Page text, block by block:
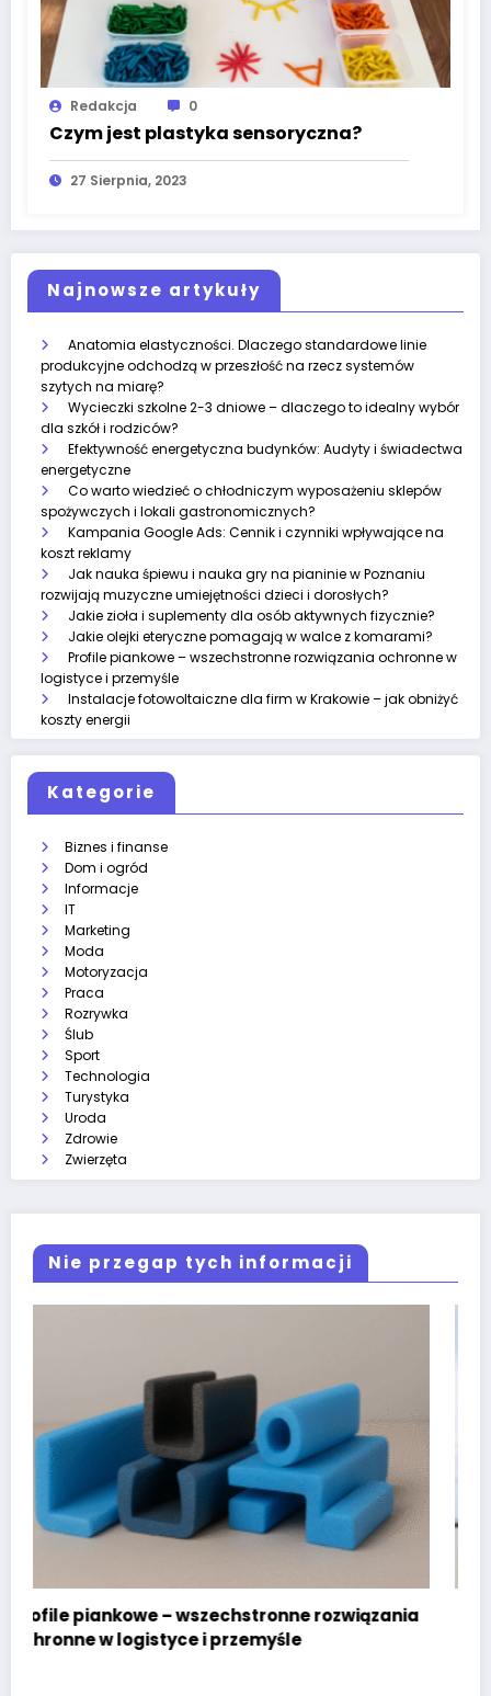
Redakcja 0
Czym jest plastyka sensoryczna?
27 Sierpnia, 2023
Najnowsze artykuły
Anatomia elastyczności. Dlaczego standardowe linie
produkcyjne odchodzą w przeszłość na rzecz systemów
szytych na miarę?
Wycieczki szkolne 2-3 dniowe – dlaczego to idealny wybór
dla szkół i rodziców?
Efektywność energetyczna budynków: Audyty i świadectwa
energetyczne
Co warto wiedzieć o chłodniczym wyposażeniu sklepów
spożywczych i lokali gastronomicznych?
Kampania Google Ads: Cennik i czynniki wpływające na
koszt reklamy
Jak nauka śpiewu i nauka gry na pianinie w Poznaniu
rozwijają muzyczne umiejętności dzieci i dorosłych?
Jakie zioła i suplementy dla osób aktywnych fizycznie?
Jakie olejki eteryczne pomagają w walce z komarami?
Profile piankowe – wszechstronne rozwiązania ochronne w
logistyce i przemyśle
Instalacje fotowoltaiczne dla firm w Krakowie – jak obniżyć
koszty energii
Kategorie
Biznes i finanse
Dom i ogród
Informacje
IT
Marketing
Moda
Motoryzacja
Praca
Rozrywka
Ślub
Sport
Technologia
Turystyka
Uroda
Zdrowie
Zwierzęta
Nie przegap tych informacji
Instalacje fotowoltaiczne dla firm w
– jak obniżyć koszty energii